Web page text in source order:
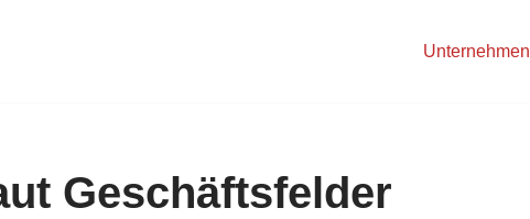
Unternehmen
Geschäftsfelder